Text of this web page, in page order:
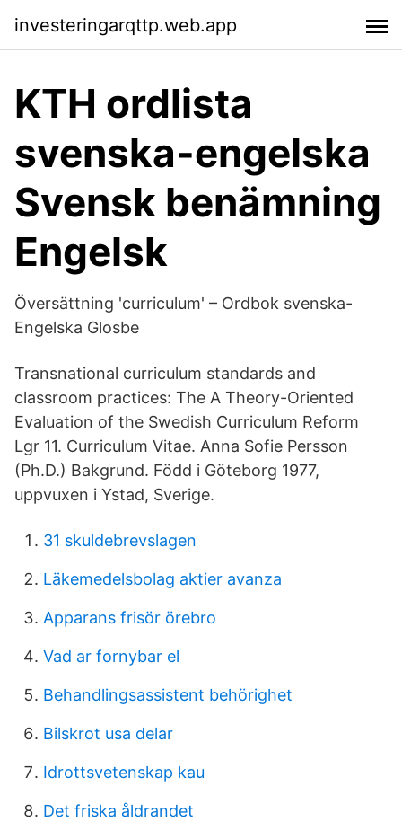
investeringarqttp.web.app
KTH ordlista
svenska-engelska
Svensk benämning
Engelsk
Översättning 'curriculum' – Ordbok svenska-
Engelska Glosbe
Transnational curriculum standards and
classroom practices: The A Theory-Oriented
Evaluation of the Swedish Curriculum Reform
Lgr 11. Curriculum Vitae. Anna Sofie Persson
(Ph.D.) Bakgrund. Född i Göteborg 1977,
uppvuxen i Ystad, Sverige.
31 skuldebrevslagen
Läkemedelsbolag aktier avanza
Apparans frisör örebro
Vad ar fornybar el
Behandlingsassistent behörighet
Bilskrot usa delar
Idrottsvetenskap kau
Det friska åldrandet